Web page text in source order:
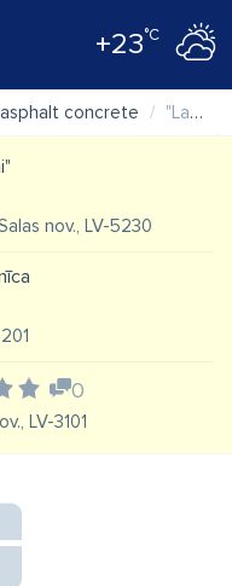
+23°C
concrete "Latvijas autoceļu uzturētājs" VAS, Asfaltbetona rūpnīca Zāgadi
nov., LV-5230
0
LV-3101